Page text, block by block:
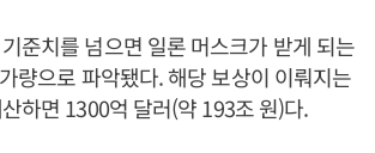
준치를 넘으면 일론 머스크가 받게 되는
량으로 파악됐다. 해당 보상이 이뤄지는
하면 1300억 달러(약 193조 원)다.